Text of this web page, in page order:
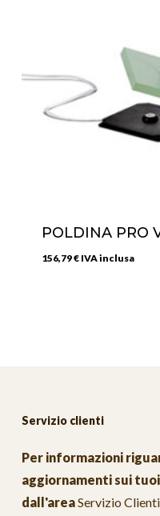
POLDINA PRO
156,79€ IVA inclusa
Servizio clienti
Per informazioni
aggiornamenti sui
dall'areaServizio Clienti